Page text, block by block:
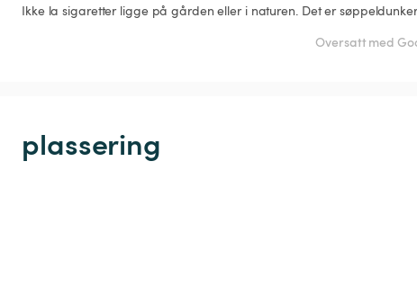
Ikke la sigaretter ligge på gården eller i naturen. Det er
Oversatt med
plassering